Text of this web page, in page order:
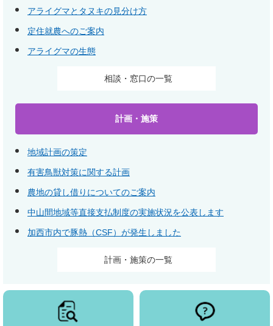
アライグマとタヌキの見分け方
定住就農へのご案内
アライグマの生態
相談・窓口の一覧
計画・施策
地域計画の策定
有害鳥獣対策に関する計画
農地の貸し借りについてのご案内
中山間地域等直接支払制度の実施状況を公表します
加西市内で豚熱（CSF）が発生しました
計画・施策の一覧